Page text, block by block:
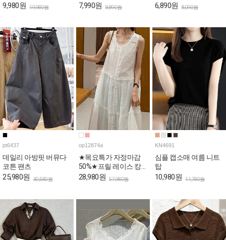
9,980원 19,980원 7,990원 8,890원 6,890원 8,090원
pt6437
데일리 아방핏 버뮤다
코튼 팬츠
25,980원 30,580원
op12874a
★목요특가 자정마감
50%★프릴 레이스 캉
캉 로맨틱 민소매 원피
28,980원 57,980원
KN4691
심플 캡소매 여름 니트
탑
10,980원 11,780원